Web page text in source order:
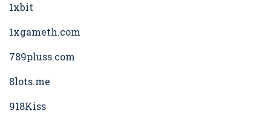
1xbit
1xgameth.com
789pluss.com
8lots.me
918Kiss